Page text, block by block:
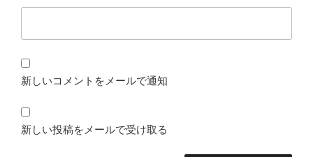
新しいコメントをメールで通知
新しい投稿をメールで受け取る